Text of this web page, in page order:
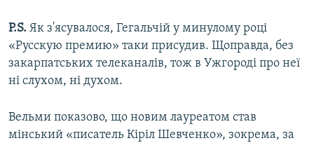
P.S. Як з'ясувалося, Гегальчій у минулому році
«Русскую премию» таки присудив. Щоправда, без
закарпатських телеканалів, тож в Ужгороді про неї
ні слухом, ні духом.
Вельми показово, що новим лауреатом став
мінський «писатель Кіріл Шевченко», зокрема, за